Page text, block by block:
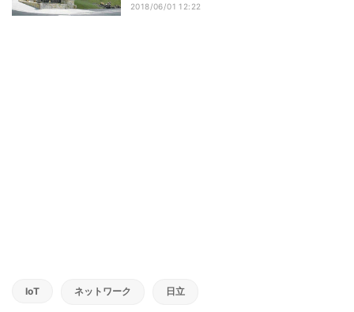
2018/06/01 12:22
IoT ネットワーク 日立